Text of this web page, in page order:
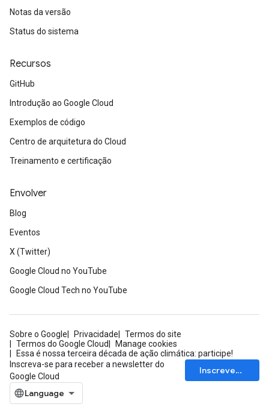
Notas da versão
Status do sistema
Recursos
GitHub
Introdução ao Google Cloud
Exemplos de código
Centro de arquitetura do Cloud
Treinamento e certificação
Envolver
Blog
Eventos
X (Twitter)
Google Cloud no YouTube
Google Cloud Tech no YouTube
Sobre o Google Privacidade
Termos do site
Termos do Google Cloud
Manage cookies
Essa é nossa terceira década de ação climática: participe!
Inscreva-se para receber a newsletter do
Google Cloud
Inscrever-se